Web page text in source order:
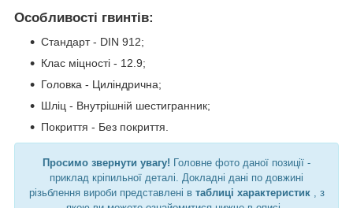
Особливості гвинтів:
Стандарт - DIN 912;
Клас міцності - 12.9;
Головка - Циліндрична;
Шліц - Внутрішній шестигранник;
Покриття - Без покриття.
Просимо звернути увагу! Головне фото даної позиції -
приклад кріпильної деталі. Докладні дані по довжині
різьблення вироби представлені в таблиці характеристик , з